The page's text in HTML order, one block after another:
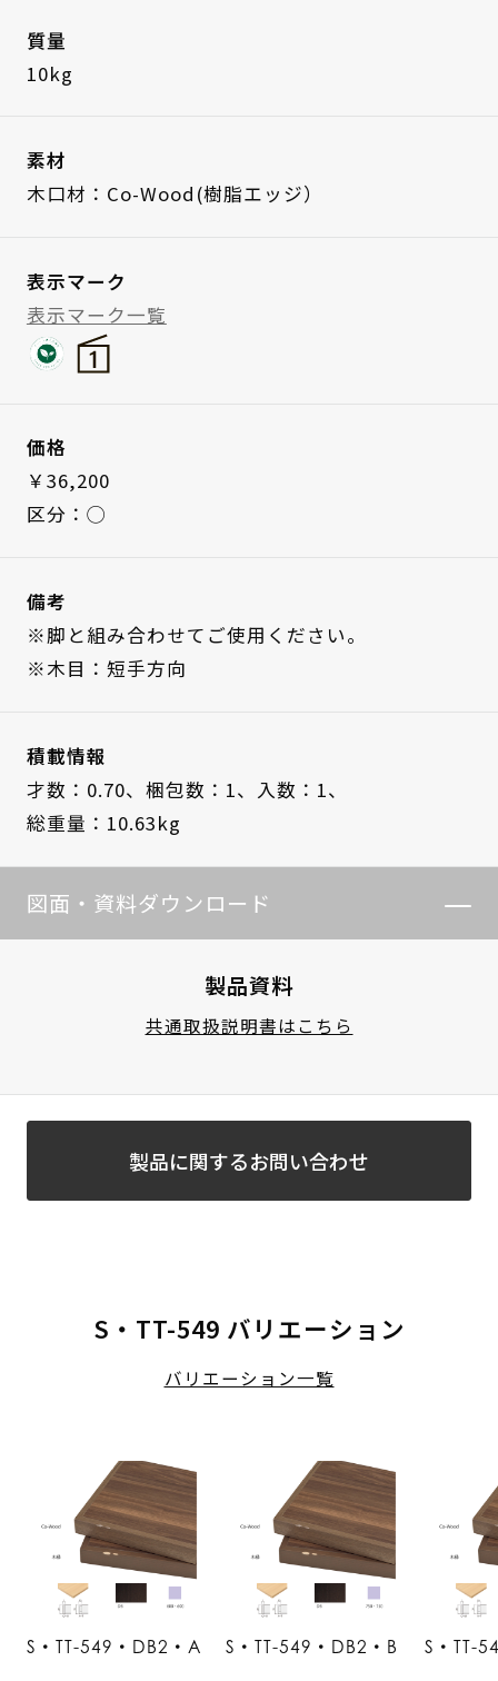
質量
10kg
素材
木口材：Co-Wood(樹脂エッジ）
表示マーク
表示マーク一覧
価格
￥36,200
区分：◯
備考
※脚と組み合わせてご使用ください。
※木目：短手方向
積載情報
才数：0.70、 梱包数：1、 入数：1、
総重量：10.63kg
図面・資料ダウンロード
製品資料
共通取扱説明書はこちら
製品に関するお問い合わせ
S・TT-549 バリエーション
バリエーション一覧
S・TT-549・DB2・A S・TT-549・DB2・B S・TT-